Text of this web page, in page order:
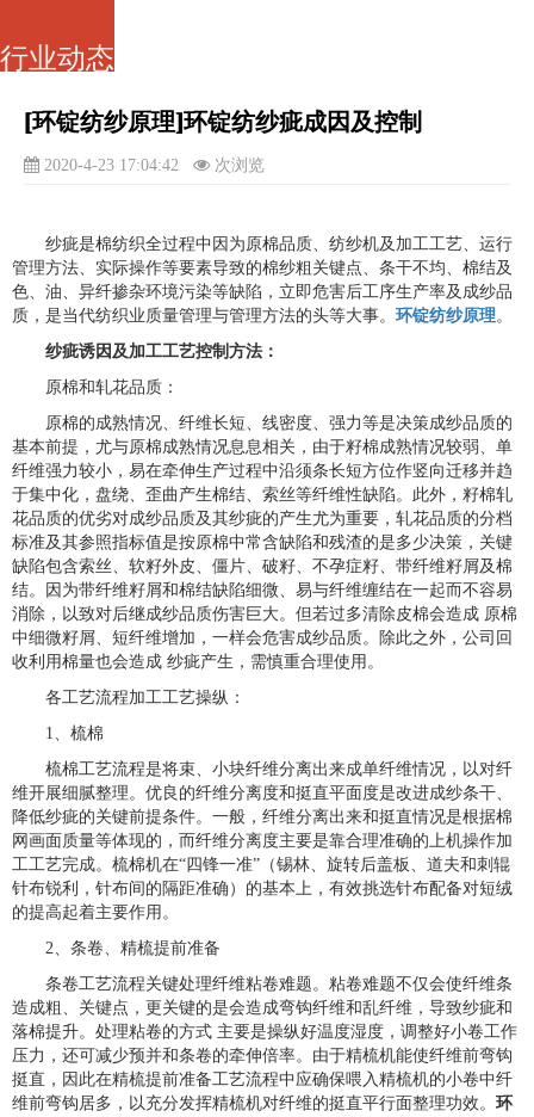
行业动态
[环锭纺纱原理]环锭纺纱疵成因及控制
2020-4-23 17:04:42 次浏览
纱疵是棉纺织全过程中因为原棉品质、纺纱机及加工工艺、运行
管理方法、实际操作等要素导致的棉纱粗关键点、条干不均、棉结及
色、油、异纤掺杂环境污染等缺陷，立即危害后工序生产率及成纱品
质，是当代纺织业质量管理与管理方法的头等大事。 环锭纺纱原理。
纱疵诱因及加工工艺控制方法：
原棉和轧花品质：
原棉的成熟情况、纤维长短、线密度、强力等是决策成纱品质的
基本前提，尤与原棉成熟情况息息相关，由于籽棉成熟情况较弱、单
纤维强力较小，易在牵伸生产过程中沿须条长短方位作竖向迁移并趋
于集中化，盘绕、歪曲产生棉结、索丝等纤维性缺陷。此外，籽棉轧
花品质的优劣对成纱品质及其纱疵的产生尤为重要，轧花品质的分档
标准及其参照指标值是按原棉中常含缺陷和残渣的是多少决策，关键
缺陷包含索丝、软籽外皮、僵片、破籽、不孕症籽、带纤维籽屑及棉
结。因为带纤维籽屑和棉结缺陷细微、易与纤维缠结在一起而不容易
消除，以致对后继成纱品质伤害巨大。但若过多清除皮棉会造成 原棉
中细微籽屑、短纤维增加，一样会危害成纱品质。除此之外，公司回
收利用棉量也会造成 纱疵产生，需慎重合理使用。
各工艺流程加工工艺操纵：
1、梳棉
梳棉工艺流程是将束、小块纤维分离出来成单纤维情况，以对纤
维开展细腻整理。优良的纤维分离度和挺直平面度是改进成纱条干、
降低纱疵的关键前提条件。一般，纤维分离出来和挺直情况是根据棉
网画面质量等体现的，而纤维分离度主要是靠合理准确的上机操作加
工工艺完成。梳棉机在“四锋一准”（锡林、旋转后盖板、道夫和刺辊
针布锐利，针布间的隔距准确）的基本上，有效挑选针布配备对短绒
的提高起着主要作用。
2、条卷、精梳提前准备
条卷工艺流程关键处理纤维粘卷难题。粘卷难题不仅会使纤维条
造成粗、关键点，更关键的是会造成弯钩纤维和乱纤维，导致纱疵和
落棉提升。处理粘卷的方式 主要是操纵好温度湿度，调整好小卷工作
压力，还可减少预并和条卷的牵伸倍率。由于精梳机能使纤维前弯钩
挺直，因此在精梳提前准备工艺流程中应确保喂入精梳机的小卷中纤
维前弯钩居多，以充分发挥精梳机对纤维的挺直平行面整理功效。 环